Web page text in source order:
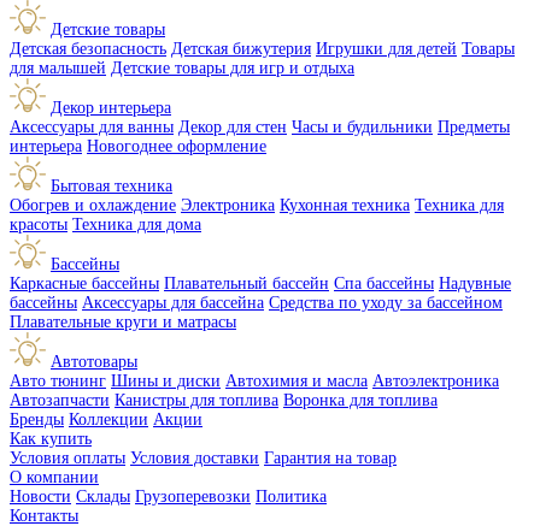
Детские товары
Детская безопасность Детская бижутерия Игрушки для детей Товары
для малышей Детские товары для игр и отдыха
Декор интерьера
Аксессуары для ванны Декор для стен Часы и будильники Предметы
интерьера Новогоднее оформление
Бытовая техника
Обогрев и охлаждение Электроника Кухонная техника Техника для
красоты Техника для дома
Бассейны
Каркасные бассейны Плавательный бассейн Спа бассейны Надувные
бассейны Аксессуары для бассейна Средства по уходу за бассейном
Плавательные круги и матрасы
Автотовары
Авто тюнинг Шины и диски Автохимия и масла Автоэлектроника
Автозапчасти Канистры для топлива Воронка для топлива
Бренды Коллекции Акции
Как купить
Условия оплаты Условия доставки Гарантия на товар
О компании
Новости Склады Грузоперевозки Политика
Контакты